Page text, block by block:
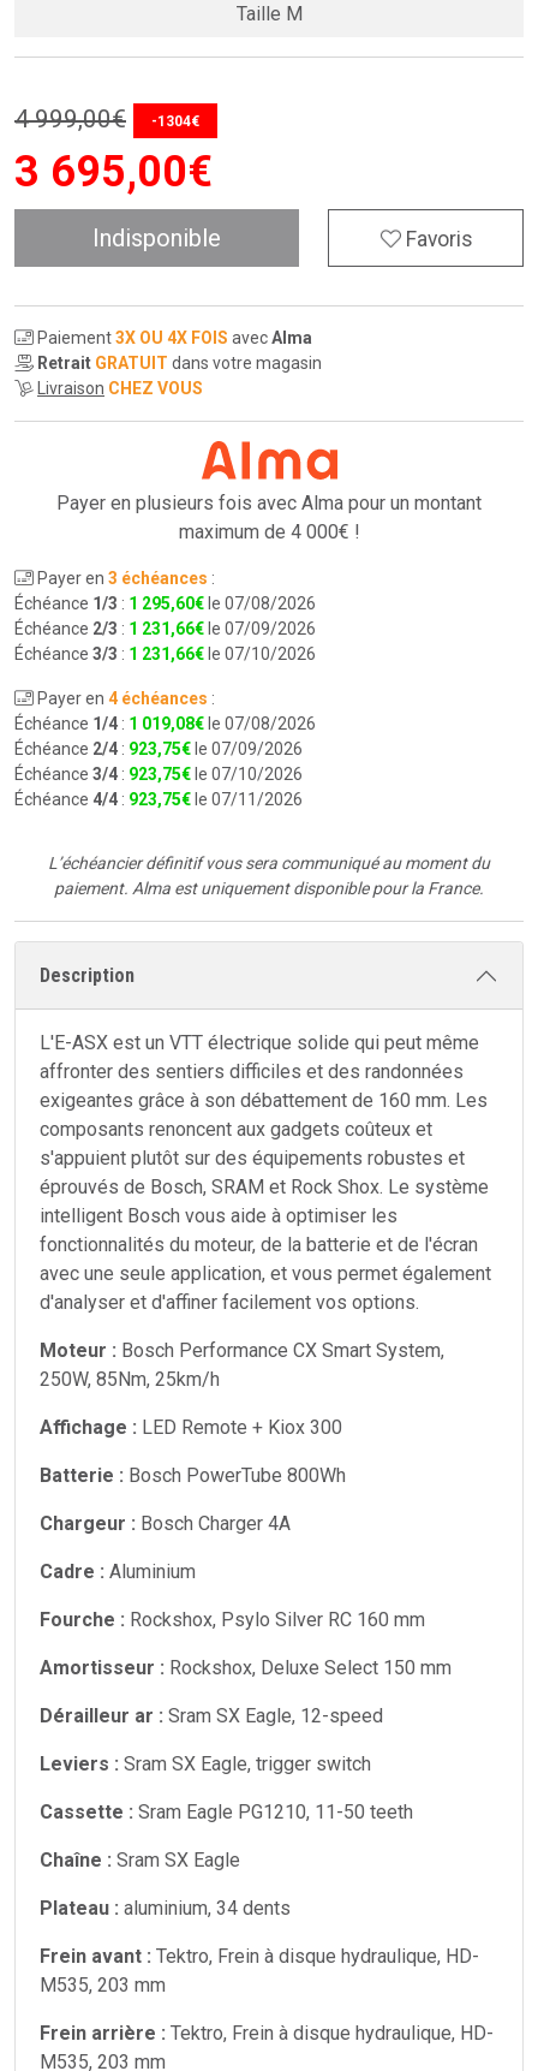
Taille M
4 999,00€ -1304€
3 695,00€
Indisponible Favoris
Paiement3X OU 4X FOIS avecAlma
Retrait GRATUIT dans votre magasin
Livraison CHEZ VOUS
Payer en plusieurs fois avec Alma pour un montant
maximum de 4 000€ !
Payer en 3 échéances :
Échéance 1/3 : 1 295,60€ le 07/08/2026
Échéance 2/3 : 1 231,66€ le 07/09/2026
Échéance 3/3 : 1 231,66€ le 07/10/2026
Payer en 4 échéances :
Échéance 1/4 : 1 019,08€ le 07/08/2026
Échéance 2/4 : 923,75€ le 07/09/2026
Échéance 3/4 : 923,75€ le 07/10/2026
Échéance 4/4 : 923,75€ le 07/11/2026
L’échéancier définitif vous sera communiqué au moment du
paiement. Alma est uniquement disponible pour la France.
Description
L'E-ASX est un VTT électrique solide qui peut même
affronter des sentiers difficiles et des randonnées
exigeantes grâce à son débattement de 160 mm. Les
composants renoncent aux gadgets coûteux et
s'appuient plutôt sur des équipements robustes et
éprouvés de Bosch, SRAM et Rock Shox. Le système
intelligent Bosch vous aide à optimiser les
fonctionnalités du moteur, de la batterie et de l'écran
avec une seule application, et vous permet également
d'analyser et d'affiner facilement vos options.
Moteur : Bosch Performance CX Smart System,
250W, 85Nm, 25km/h
Affichage : LED Remote + Kiox 300
Batterie : Bosch PowerTube 800Wh
Chargeur : Bosch Charger 4A
Cadre : Aluminium
Fourche : Rockshox, Psylo Silver RC 160 mm
Amortisseur : Rockshox, Deluxe Select 150 mm
Dérailleur ar : Sram SX Eagle, 12-speed
Leviers : Sram SX Eagle, trigger switch
Cassette : Sram Eagle PG1210, 11-50 teeth
Chaîne : Sram SX Eagle
Plateau : aluminium, 34 dents
Frein avant : Tektro, Frein à disque hydraulique, HD-
M535, 203 mm
Frein arrière : Tektro, Frein à disque hydraulique, HD-
M535, 203 mm